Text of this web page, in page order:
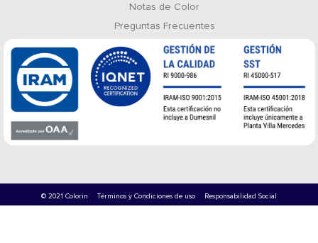
Notas de Color
Preguntas Frecuentes
© 2021 Colorin Términos y Condiciones de uso Responsabilidad Social